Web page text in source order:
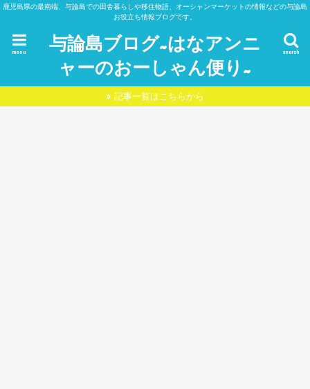
鹿児島県の最南端、与論島での田舎暮らしや移住物語、オーシャンマーケットの情報などの与論島
お役立ち情報ブログです。
与論島ブログ~はなアンニ
ャーのおーしゃん便り~
search
menu
記事一覧はこちらから